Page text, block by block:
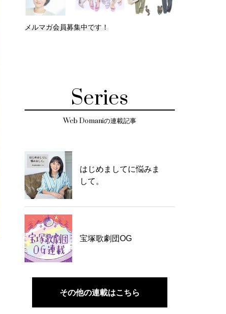
メルマガ会員募集中です！
Series
Web Domaniの連載記事
はじめましてに悩みま
して。
宝塚歌劇団OG
その他の連載はこちら